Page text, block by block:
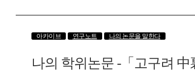
아카이브 연구노트 나의 논문을 말한다
나의 학위논문 -「고구려 中